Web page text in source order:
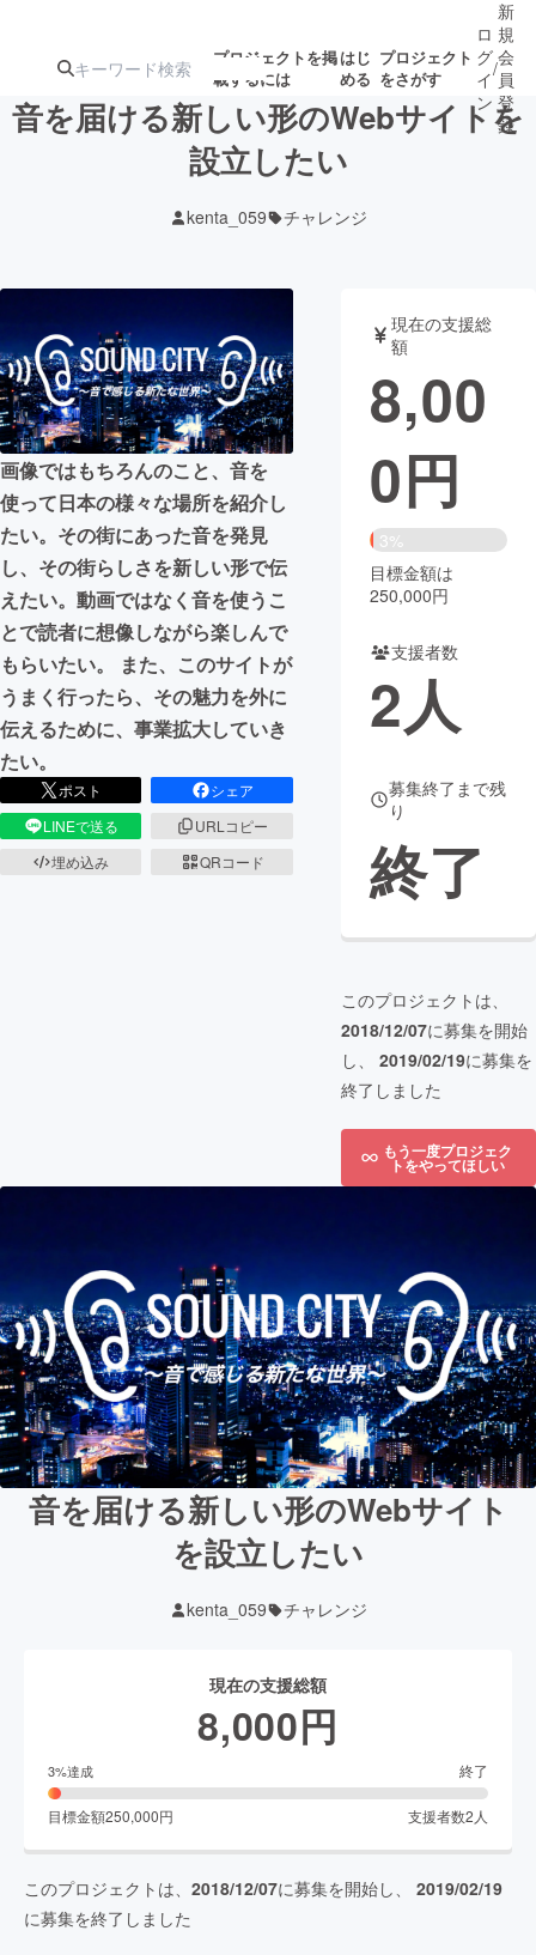
プロジェクトを掲
載するには
はじ
める
プロジェクト
をさがす
ジェクト
ロジェクト
アート・写真 音楽
テクノロジー・ガジェット ゲーム・サ
映像・映画 書籍・雑誌
ビジネス・起業 チャレンジ
まちづくり・地域活性化
CAMPFIRE for Social Good CAMPFIRE Creation
CAMPFIREふるさと納税machi-ya コミュニティ
ロ
グ
イ
ン
/
新
規
会
員
登
録
音を届ける新しい形のWebサイトを
設立したい
kenta_059 チャレンジ
画像ではもちろんのこと、音を
使って日本の様々な場所を紹介し
たい。その街にあった音を発見
し、その街らしさを新しい形で伝
えたい。動画ではなく音を使うこ
とで読者に想像しながら楽しんで
もらいたい。 また、このサイトが
うまく行ったら、その魅力を外に
伝えるために、事業拡大していき
たい。
ポスト
シェア
LINEで送る
URLコピー
埋め込み
QRコード
現在の支援総
額
8,00
0円
3%
目標金額は
250,000円
支援者数
2人
募集終了まで残
り
終了
このプロジェクトは、
2018/12/07に募集を開始
し、 2019/02/19に募集を
終了しました
もう一度プロジェク
トをやってほしい
音を届ける新しい形のWebサイト
を設立したい
kenta_059 チャレンジ
現在の支援総額
8,000円
3%達成 終了
目標金額250,000円 支援者数2 人
このプロジェクトは、 2018/12/07に募集を開始し、 2019/02/19
に募集を終了しました